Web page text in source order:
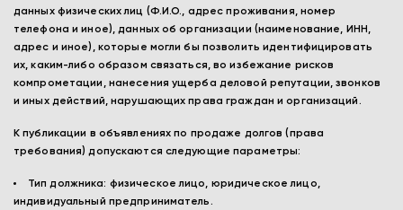
данных физических лиц (Ф.И.О., адрес проживания, номер
телефона и иное), данных об организации (наименование, ИНН,
адрес и иное), которые могли бы позволить идентифицировать
их, каким-либо образом связаться, во избежание рисков
компрометации, нанесения ущерба деловой репутации, звонков
и иных действий, нарушающих права граждан и организаций.
К публикации в объявлениях по продаже долгов (права
требования) допускаются следующие параметры:
Тип должника: физическое лицо, юридическое лицо,
индивидуальный предприниматель.